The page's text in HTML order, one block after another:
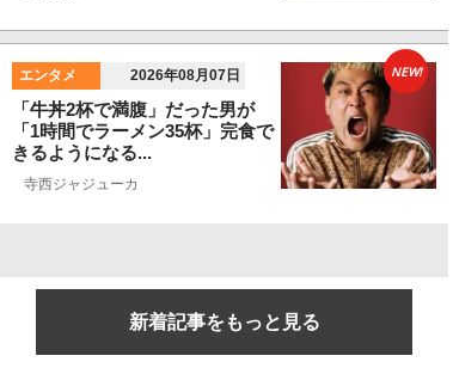
エンタメ 2026年08月07日
「牛丼2杯で満腹」だった男が
「1時間でラーメン35杯」完食で
きるようになる...
寺西ジャジューカ
NEW!
新着記事をもっと見る